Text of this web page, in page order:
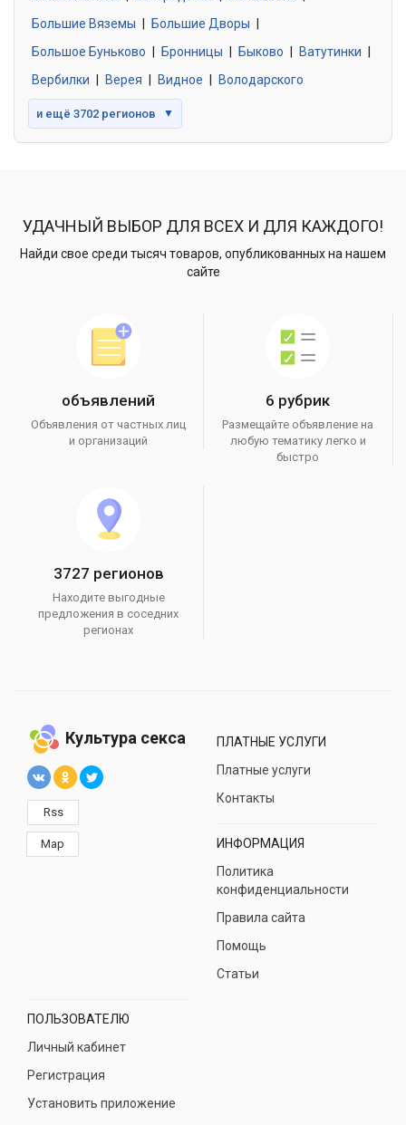
Большие Вяземы
Большие Дворы
Большое Буньково
Бронницы Быково Ватутинки
Вербилки
Верея Видное Володарского
и ещё 3702 регионов ▼
УДАЧНЫЙ ВЫБОР ДЛЯ ВСЕХ И ДЛЯ КАЖДОГО!
Найди свое среди тысяч товаров, опубликованных на нашем
сайте
объявлений
Объявления от частных лиц
и организаций
6 рубрик
Размещайте объявление на
любую тематику легко и
быстро
3727 регионов
Находите выгодные
предложения в соседних
регионах
Культура секса
Rss
Map
ПЛАТНЫЕ УСЛУГИ
Платные услуги
Контакты
ИНФОРМАЦИЯ
Политика
конфиденциальности
Правила сайта
Помощь
Статьи
ПОЛЬЗОВАТЕЛЮ
Личный кабинет
Регистрация
Установить приложение